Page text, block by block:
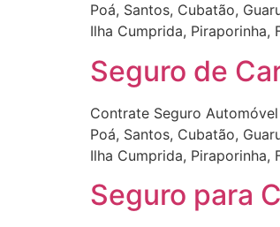
Poá, Santos, Cubatão,
Ilha Cumprida, Piraporinha,
Seguro de
Contrate Seguro
Poá, Santos, Cubatão,
Ilha Cumprida, Piraporinha,
Seguro para